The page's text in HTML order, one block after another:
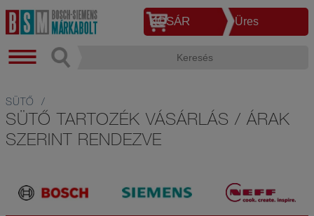
KOSÁR Üres
SÜTŐ
SÜTŐ TARTOZÉK VÁSÁRLÁS / ÁRAK
SZERINT RENDEZVE